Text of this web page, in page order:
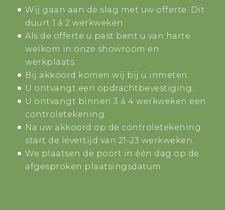
Wij gaan aan de slag met uw offerte. Dit
duurt 1 á 2 werkweken.
Als de offerte u past bent u van harte
welkom in onze showroom en
werkplaats.
Bij akkoord komen wij bij u inmeten.
U ontvangt een opdrachtbevestiging.
U ontvangt binnen 3 á 4 werkweken een
controletekening.
Na uw akkoord op de controletekening
start de levertijd van 21-23 werkweken.
We plaatsen de poort in één dag op de
afgesproken plaatsingsdatum.